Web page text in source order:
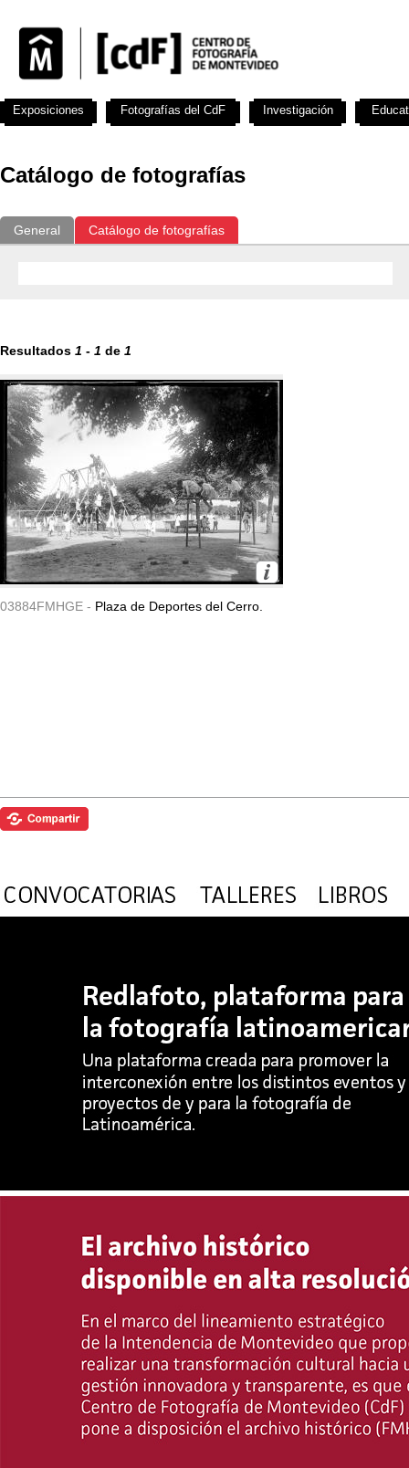
Catálogo de fotografías
General Catálogo de fotografías
Resultados 1 - 1 de 1
03884FMHGE - Plaza de Deportes del Cerro.
Exposiciones Fotografías del CdF Investigación